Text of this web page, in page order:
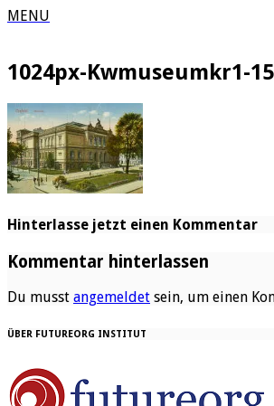
MENU
1024px-Kwmuseumkr1-
Hinterlasse jetzt einen Kommentar
Kommentar hinterlassen
Du musst angemeldet sein, um einen
ÜBER FUTUREORG INSTITUT